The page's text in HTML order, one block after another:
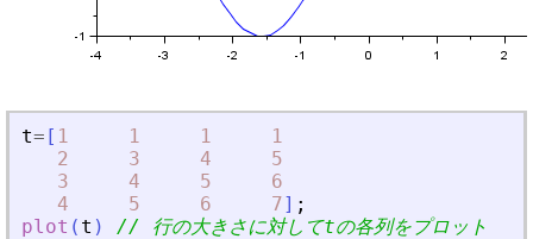
t= [ 1 1 1
1
2
3 4
5
3
4 5
6
4
5 6 7] ;
plot ( t ) // 行の大きさに対してtの各列をプロット